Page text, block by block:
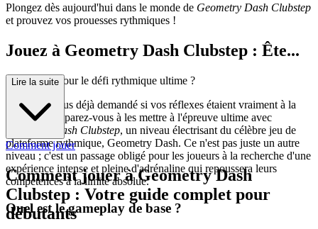
Plongez dès aujourd'hui dans le monde de Geometry Dash Clubstep
et prouvez vos prouesses rythmiques !
Jouez à Geometry Dash Clubstep : Ête...
s-vous prêt pour le défi rythmique ultime ?
Vous êtes-vous déjà demandé si vos réflexes étaient vraiment à la
hauteur ? Préparez-vous à les mettre à l'épreuve ultime avec
Geometry Dash Clubstep, un niveau électrisant du célèbre jeu de
plateforme rythmique, Geometry Dash. Ce n'est pas juste un autre
niveau ; c'est un passage obligé pour les joueurs à la recherche d'une
expérience intense et pleine d'adrénaline qui repoussera leurs
compétences à la limite absolue.
Quel est le gameplay de base ?
Lire la suite
Comment jouer
Comment jouer à Geometry Dash
Clubstep : Votre guide complet pour
débutants